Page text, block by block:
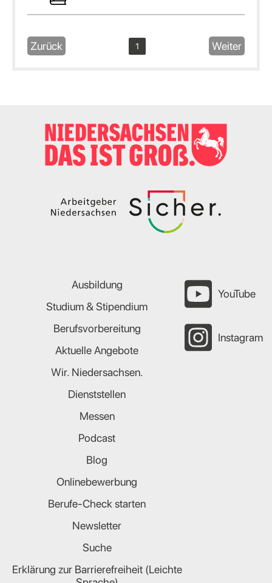
Zurück 1 Weiter
Ausbildung
Studium & Stipendium
Berufsvorbereitung
Aktuelle Angebote
Wir. Niedersachsen.
Dienststellen
Messen
Podcast
Blog
Onlinebewerbung
Berufe-Check starten
Newsletter
Suche
Erklärung zur Barrierefreiheit (Leichte
YouTube
Instagram